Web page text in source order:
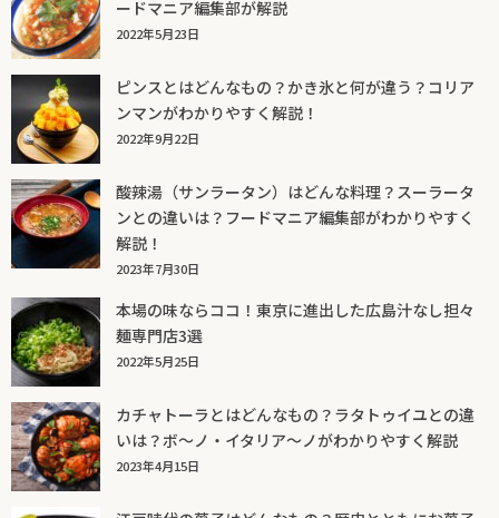
ードマニア編集部が解説
2022年5月23日
ピンスとはどんなもの？かき氷と何が違う？コリア
ンマンがわかりやすく解説！
2022年9月22日
酸辣湯（サンラータン）はどんな料理？スーラータ
ンとの違いは？フードマニア編集部がわかりやすく
解説！
2023年7月30日
本場の味ならココ！東京に進出した広島汁なし担々
麺専門店3選
2022年5月25日
カチャトーラとはどんなもの？ラタトゥイユとの違
いは？ボ～ノ・イタリア～ノがわかりやすく解説
2023年4月15日